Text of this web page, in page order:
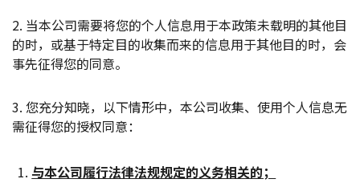
2. 当本公司需要将您的个人信息用于本政策未载明的其他目
的时，或基于特定目的收集而来的信息用于其他目的时，会
事先征得您的同意。
3. 您充分知晓，以下情形中，本公司收集、使用个人信息无
需征得您的授权同意：
与本公司履行法律法规规定的义务相关的；